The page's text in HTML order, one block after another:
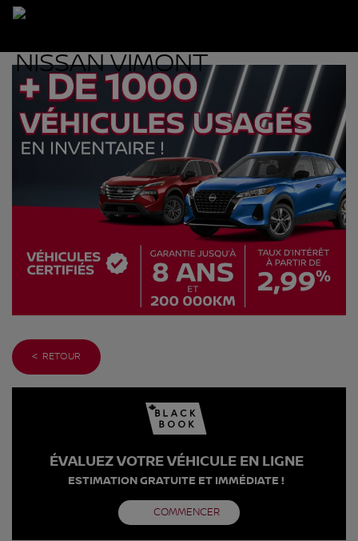
< RETOUR
ÉVALUEZ VOTRE VÉHICULE EN LIGNE
ESTIMATION GRATUITE ET IMMÉDIATE !
COMMENCER